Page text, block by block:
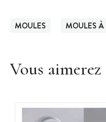
MOULES MOULES
Vous aimerez